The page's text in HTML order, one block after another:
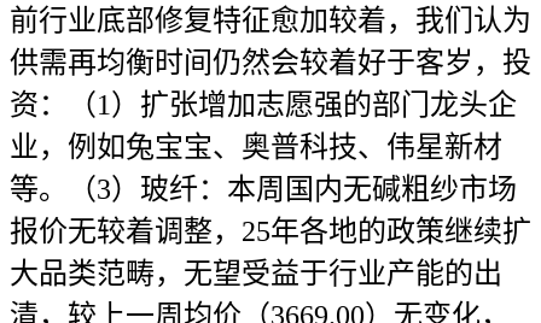
前行业底部修复特征愈加较着，我们认为
供需再均衡时间仍然会较着好于客岁，投
资：（1）扩张增加志愿强的部门龙头企
业，例如兔宝宝、奥普科技、伟星新材
等。（3）玻纤：本周国内无碱粗纱市场
报价无较着调整，25年各地的政策继续扩
大品类范畴，无望受益于行业产能的出
清，较上一周均价（3669.00）无变化，